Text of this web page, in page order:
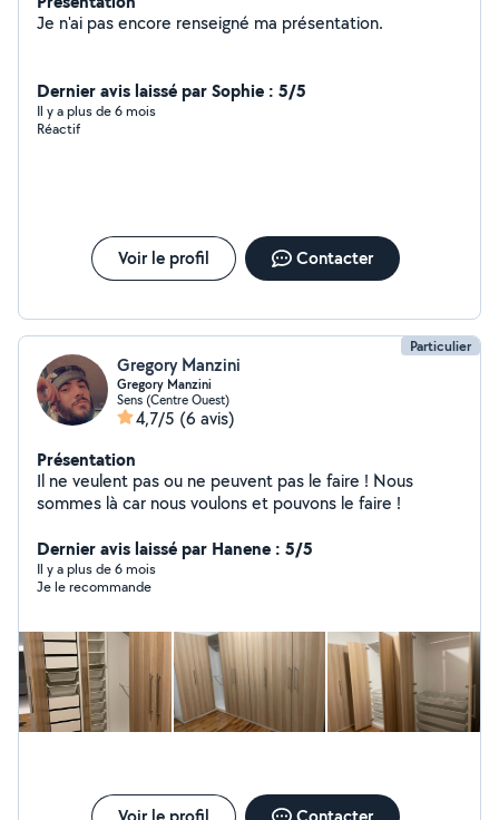
Je n'ai pas encore renseigné ma présentation.
Dernier avis laissé par Sophie : 5/5
Il y a plus de 6 mois
Réactif
Voir le profil Contacter
Particulier
Gregory Manzini
Gregory Manzini
Sens (Centre Ouest)
4,7/5 (6 avis)
Présentation
Il ne veulent pas ou ne peuvent pas le faire ! Nous
sommes là car nous voulons et pouvons le faire !
Dernier avis laissé par Hanene : 5/5
Il y a plus de 6 mois
Je le recommande